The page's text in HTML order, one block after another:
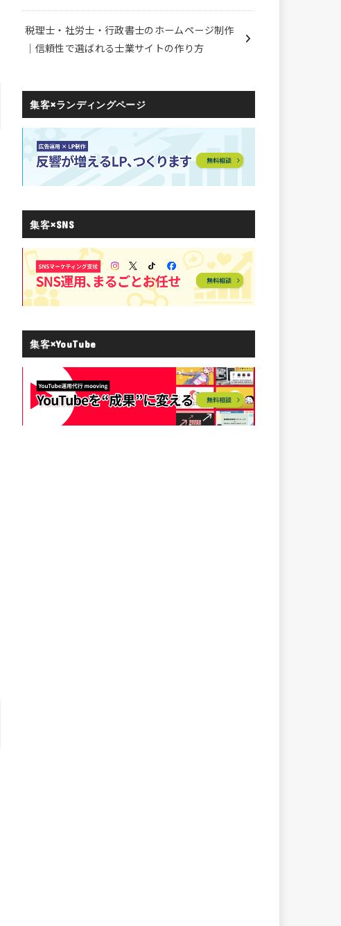
税理士・社労士・行政書士のホームページ制作
｜信頼性で選ばれる士業サイトの作り方
集客×ランディングページ
集客×SNS
集客×YouTube